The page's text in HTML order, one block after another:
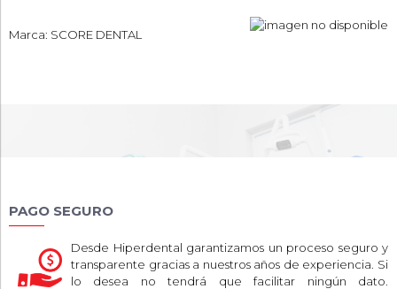
Marca: SCORE DENTAL
PAGO SEGURO
Desde Hiperdental garantizamos un proceso seguro y
transparente gracias a nuestros años de experiencia. Si
lo desea no tendrá que facilitar ningún dato.